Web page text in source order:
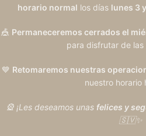
horario normal los días lunes 3
🎪 Permaneceremos cerrados el
para disfrutar de
💙 Retomaremos nuestras
nuestro horario
🎡 ¡Les deseamos unas felices y
🇸🇻✨